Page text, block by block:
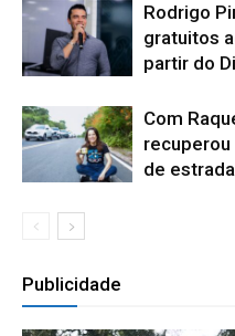
Rodrigo
gratuitos
partir do
Com
de
Publicidade